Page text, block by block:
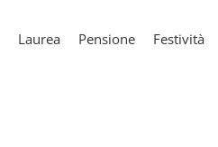
Laurea Pensione Festività